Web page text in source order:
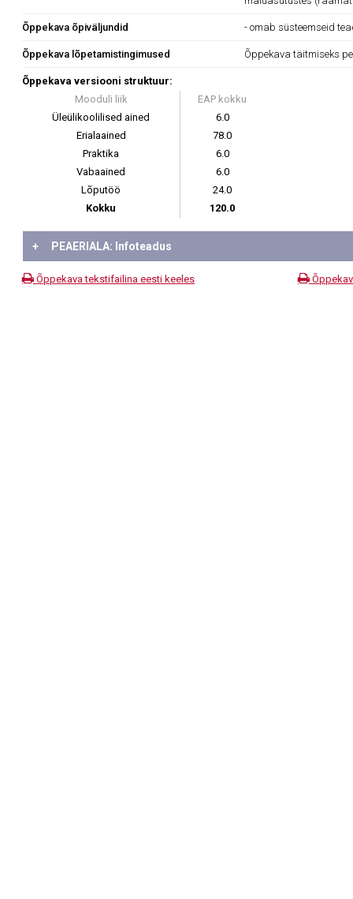
Õppekava õpiväljundid - omab süsteemseid
Õppekava lõpetamistingimused Õppekava täitmiseks
Õppekava versiooni struktuur:
Mooduli liik
EAP kokku
Üleülikoolilised ained
6.0
Erialaained
78.0
Praktika
6.0
Vabaained
6.0
Lõputöö
24.0
Kokku
120.0
+ PEAERIALA: Infoteadus
Õppekava tekstifailina eesti keeles